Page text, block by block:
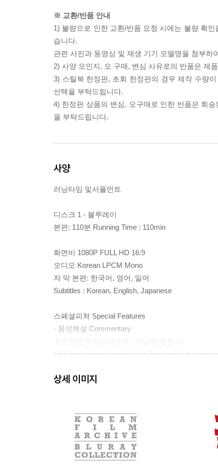
※ 교환/반품 안내
1) 불량으로 인한 교환/반품 요청 시에는 불량 확
습니다.
관련 사진과 동영상 및 재생 기기 모델명을 첨부하
2) 사양 오인지, 오 구매, 변심 사유로의 반품은 제
3) 스틸북 한정판, 초회 한정판의 경우 제작 수량
선택을 부탁드립니다.
4) 한정판 상품의 변심, 오구매로 인한 반품은 회
을 부탁드립니다.
사양
러닝타임 및서플먼트
디스크 1 - 블루레이
본편: 110분 Running Time : 110min
화면비 1080P FULL HD 16:9
오디오 Korean LPCM Mono
자 막 본편: 한국어, 영어, 일어
Subtitles : Korean, English, Japanese
스페셜피쳐 Special Features
- 음성해설 Commentary
Cho Jun-hyoung(Korean Film Archive) Huh Nam-
Choi Dong-hoon (Film Director), Ju Sung-chul
- 이미지 자료모음 Image Gallery
소책자 Booklet
- 소책자 (한글, 영문) BOOKLET
상세 이미지